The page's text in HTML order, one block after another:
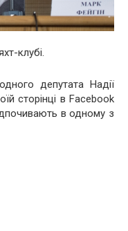
клубі.
депутата Надії
сторінці в Facebook
в одному з